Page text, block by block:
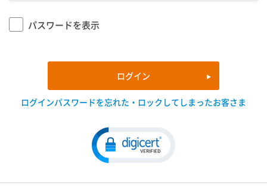
パスワードを表示
ログイン
ログインパスワードを忘れた・ロックしてしまったお客さま